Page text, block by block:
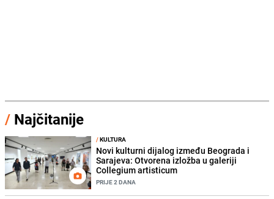
/ Najčitanije
/KULTURA
Novi kulturni dijalog između Beograda i
Sarajeva: Otvorena izložba u galeriji
Collegium artisticum
PRIJE 2 DANA